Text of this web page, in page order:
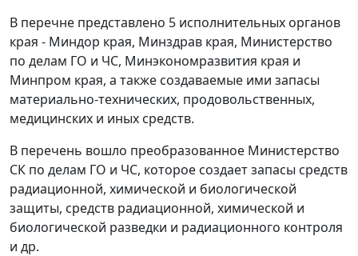
В перечне представлено 5 исполнительных органов
края - Миндор края, Минздрав края, Министерство
по делам ГО и ЧС, Минэкономразвития края и
Минпром края, а также создаваемые ими запасы
материально-технических, продовольственных,
медицинских и иных средств.
В перечень вошло преобразованное Министерство
СК по делам ГО и ЧС, которое создает запасы средств
радиационной, химической и биологической
защиты, средств радиационной, химической и
биологической разведки и радиационного контроля
и др.